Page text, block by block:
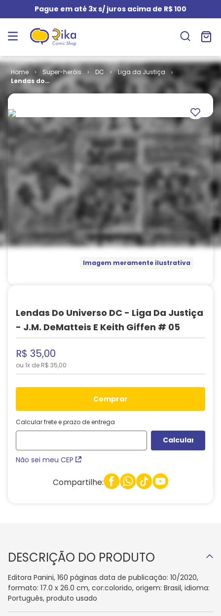
Pague em até 3x s/ juros acima de R$ 100
Super-heróis DC
Liga da Justiça
Lendas do
Universo DC -
Justiça - J.M.
DeMatteis e
Keith Giffen #
Imagem meramente ilustrativa
Lendas Do Universo DC - Liga Da Justiça
- J.M. DeMatteis E Keith Giffen # 05
R$ 35,00
ou 1x de R$ 35,00
comprar
Calcular frete e prazo de entrega
Não sei meu CEP
Compartilhe:
DESCRIÇÃO DO PRODUTO
Editora Panini, 160 páginas data de publicação: 10/2020,
formato: 17.0 x 26.0 cm, cor:colorido, origem: Brasil, idioma:
Português, produto usado